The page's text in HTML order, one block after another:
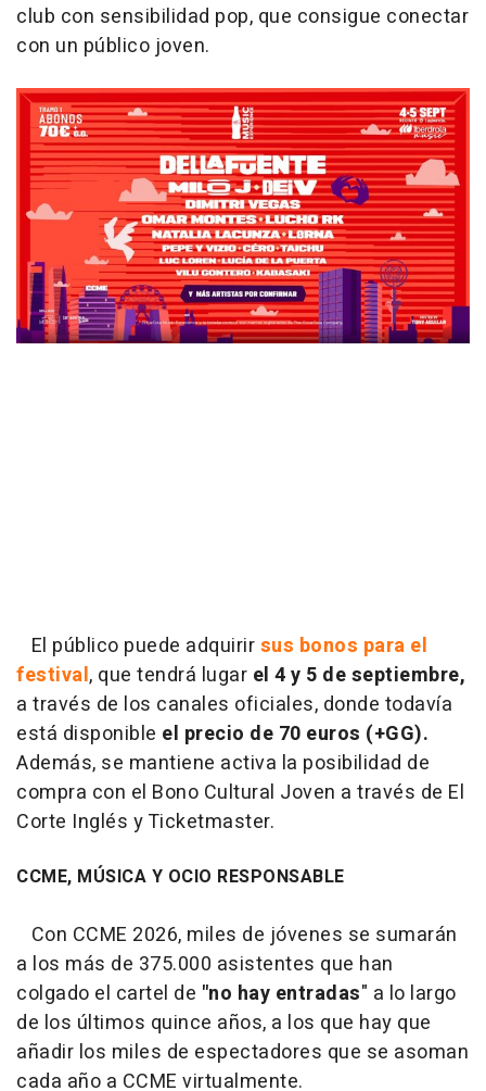
club con sensibilidad pop, que consigue conectar
con un público joven.
El público puede adquirirsus bonos para el
festival, que tendrá lugar el 4 y 5 de septiembre,
a través de los canales oficiales, donde todavía
está disponible el precio de 70 euros (+GG).
Además, se mantiene activa la posibilidad de
compra con el Bono Cultural Joven a través de El
Corte Inglés y Ticketmaster.
CCME, MÚSICA Y OCIO RESPONSABLE
Con CCME 2026, miles de jóvenes se sumarán
a los más de 375.000 asistentes que han
colgado el cartel de "no hay entradas" a lo largo
de los últimos quince años, a los que hay que
añadir los miles de espectadores que se asoman
cada año a CCME virtualmente.